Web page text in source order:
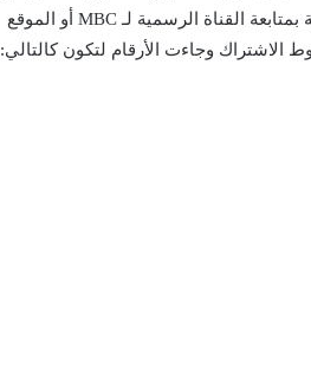
الخطأ في الرقم إلى عدم احتساب الاشتراك كما تنصح إدارة المسابقة بمتابعة القناة الرسمية لـ MBC أو الموقع
الاشتراك وجاءت الأرقام لتكون كالتالي: